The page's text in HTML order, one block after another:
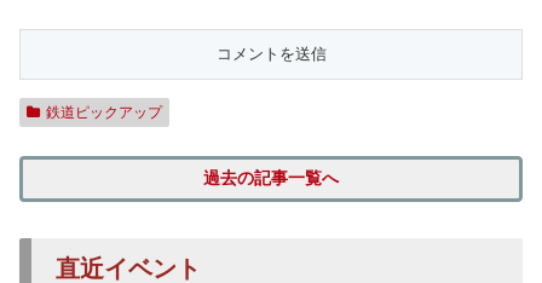
鉄道ピックアップ
過去の記事一覧へ
直近イベント